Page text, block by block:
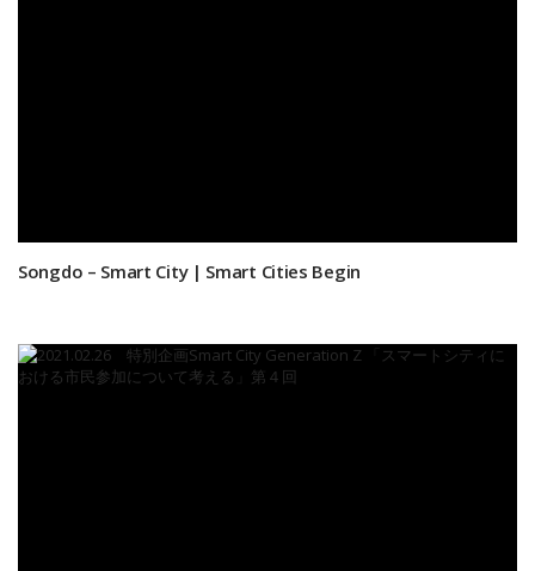
Songdo – Smart City | Smart Cities Begin